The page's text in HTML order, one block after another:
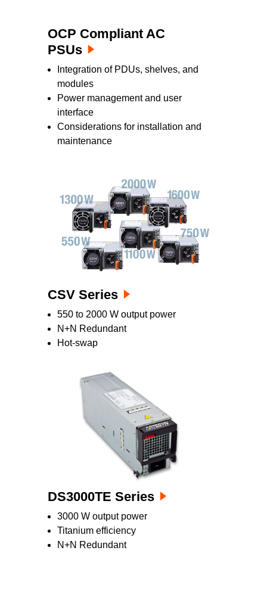
OCP Compliant AC
PSUs
Integration of PDUs, shelves, and
modules
Power management and user
interface
Considerations for installation and
maintenance
CSV Series
550 to 2000 W output power
N+N Redundant
Hot-swap
DS3000TE Series
3000 W output power
Titanium efficiency
N+N Redundant